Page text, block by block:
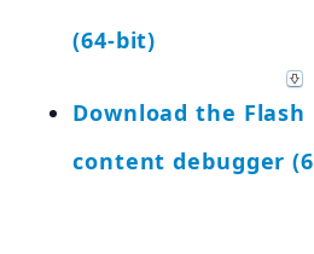
(64-bit)
Download the
content debugger